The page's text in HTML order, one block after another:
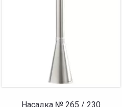
Насадка № 265 / 230